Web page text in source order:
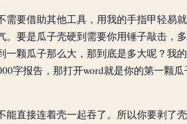
要借助其他工具，用我的手指甲轻易
要是瓜子壳硬到需要你用锤子敲击，
颗瓜子那么大，那到底是多大呢？我
字报告，那打开word就是你的第一颗瓜
直接连着壳一起吞了。所以你要剥了